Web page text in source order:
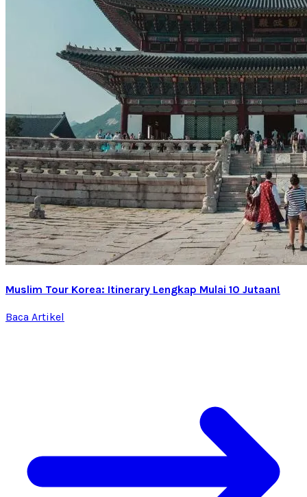
Muslim Tour Korea: Itinerary Lengkap Mulai 10 Jutaan!
Baca Artikel